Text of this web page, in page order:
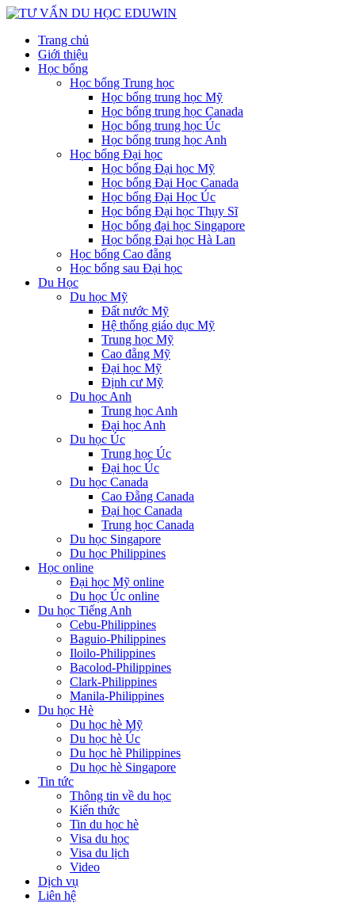
Trang chủ
Giới thiệu
Học bổng
Học bổng Trung học
Học bổng trung học Mỹ
Học bổng trung học Canada
Học bổng trung học Úc
Học bổng trung học Anh
Học bổng Đại học
Học bổng Đại học Mỹ
Học bổng Đại Học Canada
Học bổng Đại Học Úc
Học bổng Đại học Thụy Sĩ
Học bổng đại học Singapore
Học bổng Đại học Hà Lan
Học bổng Cao đẵng
Học bổng sau Đại học
Du Học
Du học Mỹ
Đất nước Mỹ
Hệ thống giáo dục Mỹ
Trung học Mỹ
Cao đẵng Mỹ
Đại học Mỹ
Định cư Mỹ
Du học Anh
Trung học Anh
Đại học Anh
Du học Úc
Trung học Úc
Đại học Úc
Du học Canada
Cao Đẵng Canada
Đại học Canada
Trung học Canada
Du học Singapore
Du học Philippines
Học online
Đại học Mỹ online
Du học Úc online
Du học Tiếng Anh
Cebu-Philippines
Baguio-Philippines
Iloilo-Philippines
Bacolod-Philippines
Clark-Philippines
Manila-Philippines
Du học Hè
Du học hè Mỹ
Du học hè Úc
Du học hè Philippines
Du học hè Singapore
Tin tức
Thông tin về du học
Kiến thức
Tin du học hè
Visa du học
Visa du lịch
Video
Dịch vụ
Liên hệ